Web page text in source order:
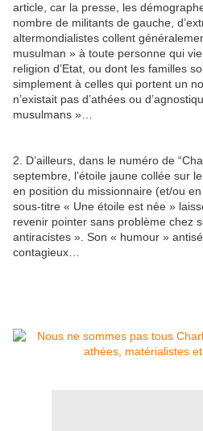
article, car la presse, les
nombre de militants de gauche,
altermondialistes collent
musulman » à toute personne qui
religion d’Etat, ou dont les familles
simplement à celles qui portent un
n’existait pas d’athées ou
musulmans »…
2. D’ailleurs, dans le numéro de
septembre, l’étoile jaune collée sur
en position du missionnaire (et/ou
sous-titre « Une étoile est née »
revenir pointer sans problème chez
antiracistes ». Son « humour »
contagieux…